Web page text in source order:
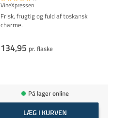
VineXpressen
Frisk, frugtig og fuld af toskansk
charme.
134,95 pr. flaske
På lager online
LÆG I KURVEN